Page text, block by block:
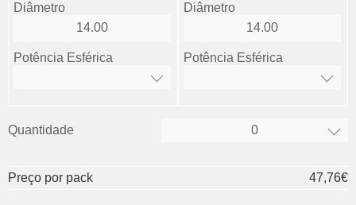
Diâmetro
14.00
Potência Esférica
Diâmetro
14.00
Potência Esférica
Quantidade
Preço por pack 47,76€